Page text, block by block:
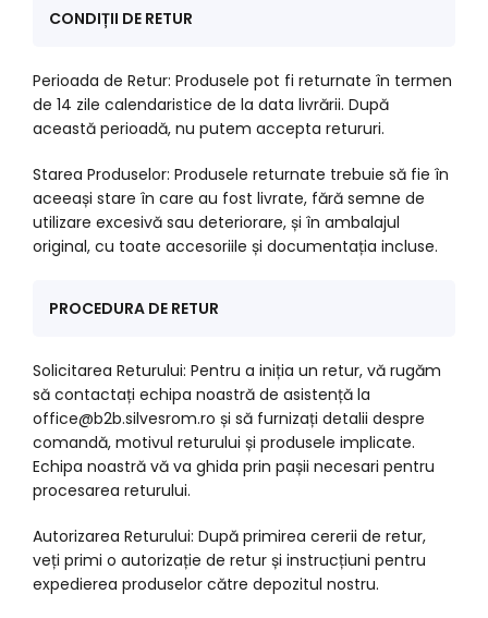
CONDIȚII DE RETUR
Perioada de Retur: Produsele pot fi returnate în termen
de 14 zile calendaristice de la data livrării. După
această perioadă, nu putem accepta retururi.
Starea Produselor: Produsele returnate trebuie să fie în
aceeași stare în care au fost livrate, fără semne de
utilizare excesivă sau deteriorare, și în ambalajul
original, cu toate accesoriile și documentația incluse.
PROCEDURA DE RETUR
Solicitarea Returului: Pentru a iniția un retur, vă rugăm
să contactați echipa noastră de asistență la
office@b2b.silvesrom.ro și să furnizați detalii despre
comandă, motivul returului și produsele implicate.
Echipa noastră vă va ghida prin pașii necesari pentru
procesarea returului.
Autorizarea Returului: După primirea cererii de retur,
veți primi o autorizație de retur și instrucțiuni pentru
expedierea produselor către depozitul nostru.